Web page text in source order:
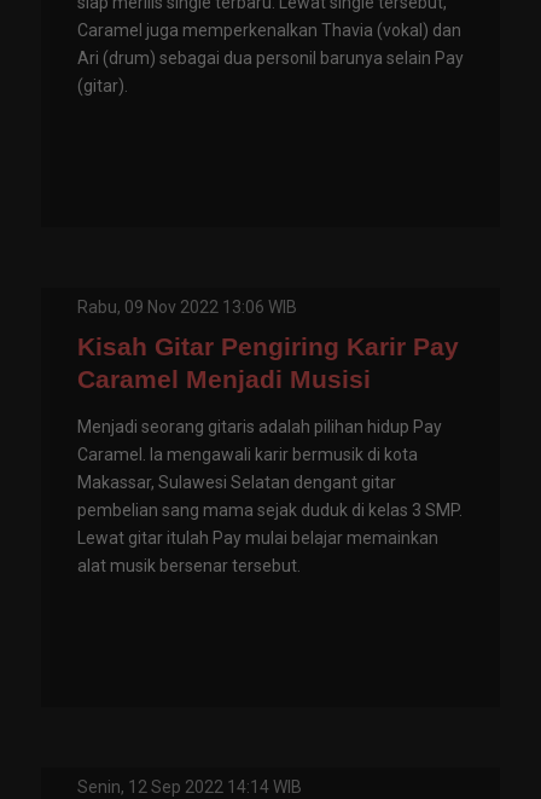
Caramel juga memperkenalkan Thavia (vokal) dan
Ari (drum) sebagai dua personil barunya selain Pay
(gitar).
Rabu, 09 Nov 2022 13:06 WIB
Kisah Gitar Pengiring Karir Pay
Caramel Menjadi Musisi
Menjadi seorang gitaris adalah pilihan hidup Pay
Caramel. Ia mengawali karir bermusik di kota
Makassar, Sulawesi Selatan dengant gitar
pembelian sang mama sejak duduk di kelas 3 SMP.
Lewat gitar itulah Pay mulai belajar memainkan
alat musik bersenar tersebut.
Senin, 12 Sep 2022 14:14 WIB